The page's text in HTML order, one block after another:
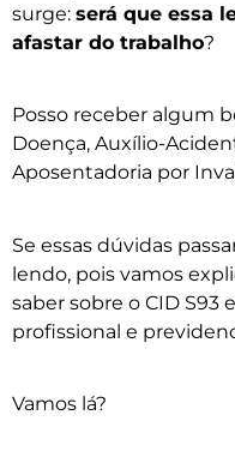
surge: será que essa
afastar do trabalho?
Posso receber algum
Doença, Auxílio-
Aposentadoria por
Se essas dúvidas
lendo, pois vamos
saber sobre o CID S93
profissional e
Vamos lá?